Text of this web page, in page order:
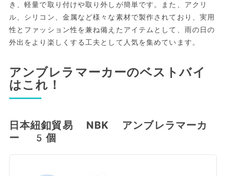
き、軽量で取り付けや取り外しが簡単です。また、アクリ
ル、シリコン、金属など様々な素材で製作されており、実用
性とファッション性を兼ね備えたアイテムとして、雨の日の
外出をより楽しくする工夫として人気を集めています。
アンブレラマーカーのベストバイ
はこれ！
日本紐釦貿易 NBK アンブレラマーカ
ー 5個